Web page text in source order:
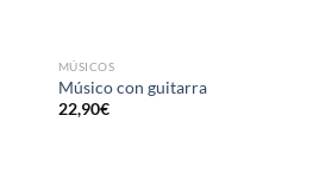
MÚSICOS
Músico con guitarra
22,90€